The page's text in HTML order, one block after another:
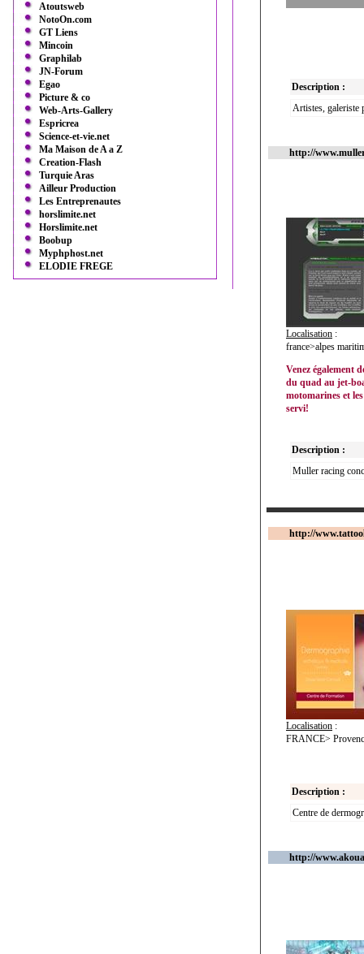
Atoutsweb
NotoOn.com
GT Liens
Mincoin
Graphilab
JN-Forum
Egao
Picture & co
Web-Arts-Gallery
Espricrea
Science-et-vie.net
Ma Maison de A a Z
Creation-Flash
Turquie Aras
Ailleur Production
Les Entreprenautes
horslimite.net
Horslimite.net
Boobup
Myphphost.net
ELODIE FREGE
Description :
Artistes, galeriste
http://
Localisation :
france>alpes
Venez également
du quad au jet-
motomarines et
servi!
Description :
Muller racing
http://
Localisation :
FRANCE>
Description :
Centre de
http://